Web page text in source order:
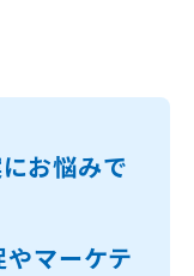
お悩みで
マーケテ